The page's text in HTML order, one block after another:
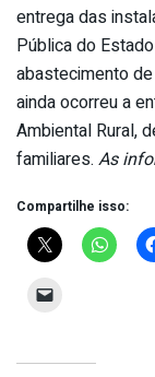
entrega das
Pública do
abastecimento
ainda ocorreu a
Ambiental Rural,
familiares. As
Compartilhe isso: